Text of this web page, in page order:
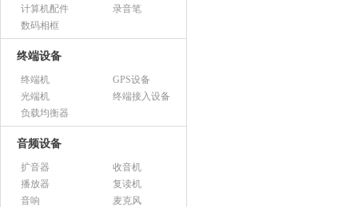
计算机配件
录音笔
数码相框
终端设备
终端机
GPS设备
光端机
终端接入设备
负载均衡器
音频设备
扩音器
收音机
播放器
复读机
音响
麦克风